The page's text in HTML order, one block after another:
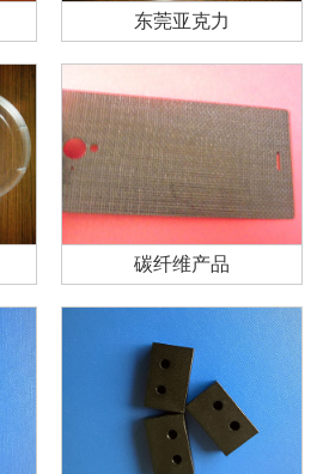
东莞亚克力
碳纤维产品